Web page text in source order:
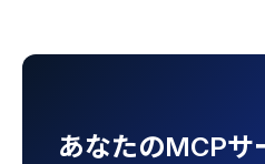
あなたのMCPサ